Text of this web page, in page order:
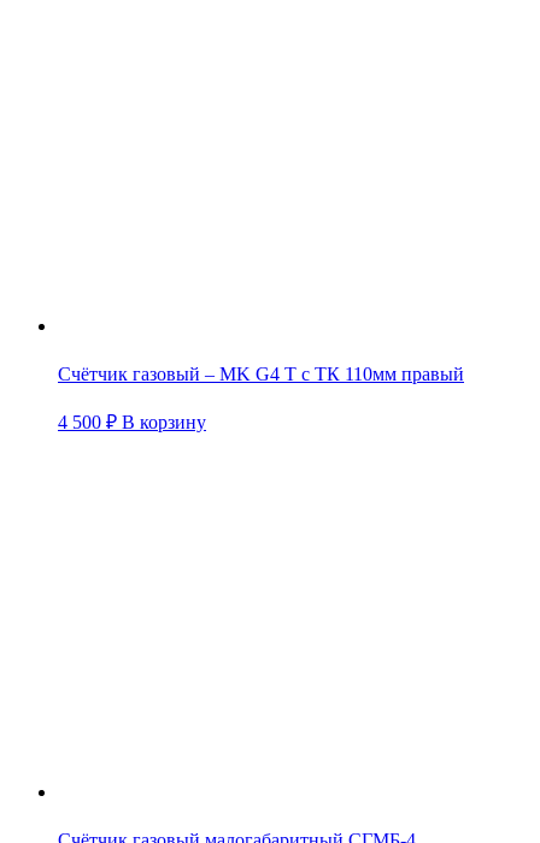
Счётчик газовый – MK G4 T с ТК 110мм правый
4 500 ₽ В корзину